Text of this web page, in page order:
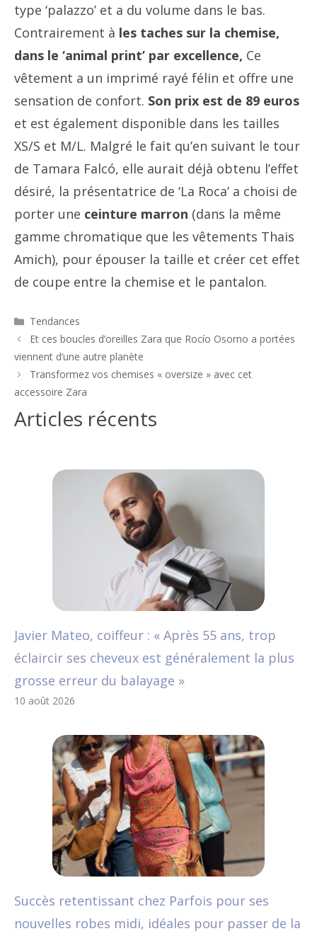
type ‘palazzo’ et a du volume dans le bas.
Contrairement à les taches sur la chemise,
dans le ‘animal print’ par excellence, Ce
vêtement a un imprimé rayé félin et offre une
sensation de confort. Son prix est de 89 euros
et est également disponible dans les tailles
XS/S et M/L. Malgré le fait qu’en suivant le tour
de Tamara Falcó, elle aurait déjà obtenu l’effet
désiré, la présentatrice de ‘La Roca’ a choisi de
porter une ceinture marron (dans la même
gamme chromatique que les vêtements Thais
Amich), pour épouser la taille et créer cet effet
de coupe entre la chemise et le pantalon.
Catégories
Tendances
Navigation
des
Et ces boucles d’oreilles Zara que Rocío Osorno a portées
viennent d’une autre planète
Transformez vos chemises « oversize » avec cet
accessoire Zara
Articles récents
Javier Mateo, coiffeur : « Après 55 ans, trop
éclaircir ses cheveux est généralement la plus
grosse erreur du balayage »
10 août 2026
Succès retentissant chez Parfois pour ses
nouvelles robes midi, idéales pour passer de la